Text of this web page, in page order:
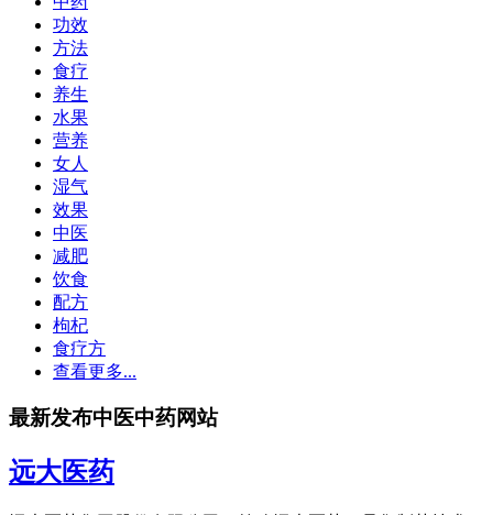
功效
方法
食疗
养生
水果
营养
女人
湿气
效果
中医
减肥
饮食
配方
枸杞
食疗方
查看更多...
最新发布中医中药网站
远大医药